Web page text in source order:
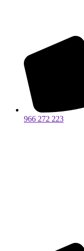
966 272 223